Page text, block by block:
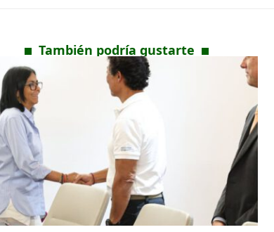
También podría gustarte